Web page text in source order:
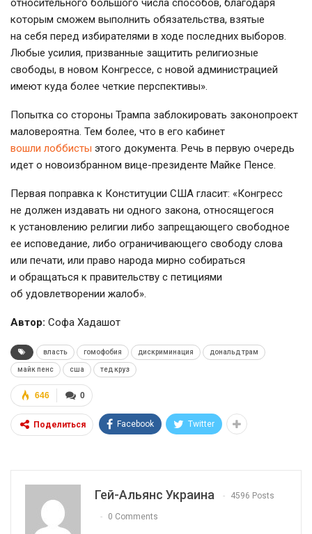
относительного большого числа способов, благодаря
которым сможем выполнить обязательства, взятые
на себя перед избирателями в ходе последних выборов.
Любые усилия, призванные защитить религиозные
свободы, в новом Конгрессе, с новой администрацией
имеют куда более четкие перспективы».
Попытка со стороны Трампа заблокировать законопроект
маловероятна. Тем более, что в его кабинет
вошли лоббисты этого документа. Речь в первую очередь
идет о новоизбранном вице-президенте Майке Пенсе.
Первая поправка к Конституции США гласит: «Конгресс
не должен издавать ни одного закона, относящегося
к установлению религии либо запрещающего свободное
ее исповедание, либо ограничивающего свободу слова
или печати, или право народа мирно собираться
и обращаться к правительству с петициями
об удовлетворении жалоб».
Автор: Софа Хадашот
власть гомофобия дискриминация дональд трам
майк пенс сша тед круз
0
646
Поделиться Facebook Twitter
Гей-Альянс Украина 4596 Posts
0 Comments